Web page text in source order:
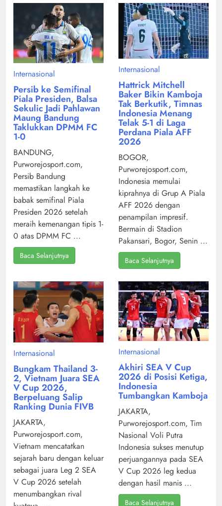
Internasional
Persib ke Semifinal
Piala Presiden, Balsa
Sekulic Jadi Pahlawan
Maung Bandung
Taklukkan DPMM FC
1-0
BANDUNG,
Purworejosport.com,
Persib Bandung
memastikan langkah ke
babak semifinal Piala
Presiden 2026 setelah
meraih kemenangan tipis 1-
0 atas DPMM FC ...
Baca Selanjutnya
Internasional
Hattrick Mitchell
Baker Bikin Kamboja
Tak Berkutik, Timnas
Indonesia Menang
Telak 5-1 di Laga
Perdana Piala AFF
2026
BOGOR,
Purworejosport.com,
Indonesia memulai
kiprahnya di Grup A Piala
AFF 2026 dengan
penampilan impresif.
Bermain di Stadion
Pakansari, Bogor, Senin ...
Baca Selanjutnya
Internasional
Bungkam Thailand 3-
2, Vietnam Juara SEA
V Cup 2026,
Berpeluang Salip
Ranking Dunia FIVB
JAKARTA,
Purworejosport.com,
Vietnam mencatatkan
sejarah baru dengan keluar
sebagai juara Leg 2 SEA
V Cup 2026 setelah
menumbangkan rival
Internasional
Akhiri SEA V Cup
2026 di Posisi Ketiga,
Indonesia
Tumbangkan Kamboja
JAKARTA,
Purworejosport.com, Tim
Nasional Voli Putra
Indonesia sukses menutup
perjuangannya pada SEA
V Cup 2026 leg kedua
dengan hasil manis ...
Baca Selanjutnya